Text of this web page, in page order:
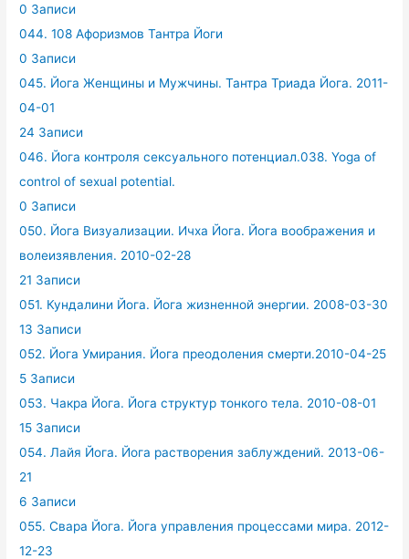
0 Записи
044. 108 Афоризмов Тантра Йоги
0 Записи
045. Йога Женщины и Мужчины. Тантра Триада Йога. 2011-
04-01
24 Записи
046. Йога контроля сексуального потенциал.038. Yoga of
control of sexual potential.
0 Записи
050. Йога Визуализации. Ичха Йога. Йога воображения и
волеизявления. 2010-02-28
21 Записи
051. Кундалини Йога. Йога жизненной энергии. 2008-03-30
13 Записи
052. Йога Умирания. Йога преодоления смерти.2010-04-25
5 Записи
053. Чакра Йога. Йога структур тонкого тела. 2010-08-01
15 Записи
054. Лайя Йога. Йога растворения заблуждений. 2013-06-
21
6 Записи
055. Свара Йога. Йога управления процессами мира. 2012-
12-23